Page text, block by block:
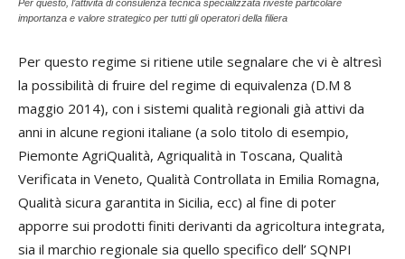
Per questo, l’attività di consulenza tecnica specializzata riveste particolare
importanza e valore strategico per tutti gli operatori della filiera
Per questo regime si ritiene utile segnalare che vi è altresì
la possibilità di fruire del regime di equivalenza (D.M 8
maggio 2014), con i sistemi qualità regionali già attivi da
anni in alcune regioni italiane (a solo titolo di esempio,
Piemonte AgriQualità, Agriqualità in Toscana, Qualità
Verificata in Veneto, Qualità Controllata in Emilia Romagna,
Qualità sicura garantita in Sicilia, ecc) al fine di poter
apporre sui prodotti finiti derivanti da agricoltura integrata,
sia il marchio regionale sia quello specifico dell’ SQNPI